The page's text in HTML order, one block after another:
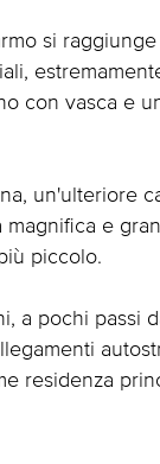
si
con vasca e
un'ulteriore
e
piccolo.
a pochi passi
residenza